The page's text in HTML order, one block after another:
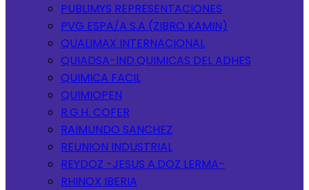
PUBLIMYS REPRESENTACIONES
PVG ESPA/A S.A (ZIBRO KAMIN)
QUALIMAX INTERNACIONAL
QUIADSA-IND.QUIMICAS DEL ADHES
QUIMICA FACIL
QUIMIOPEN
R.G.H. COFER
RAIMUNDO SANCHEZ
REUNION INDUSTRIAL
REYDOZ -JESUS A.DOZ LERMA-
RHINOX IBERIA